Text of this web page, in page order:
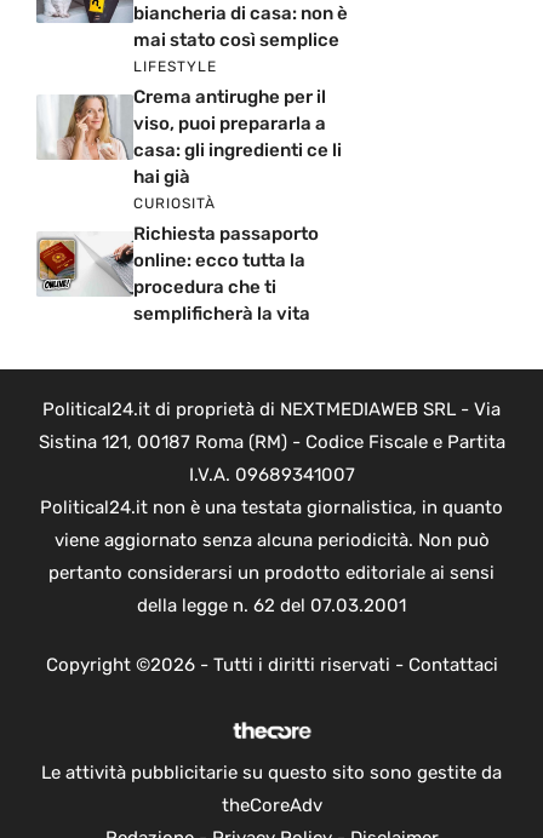
biancheria di casa: non è
mai stato così semplice
LIFESTYLE
Crema antirughe per il
viso, puoi prepararla a
casa: gli ingredienti ce li
hai già
CURIOSITÀ
Richiesta passaporto
online: ecco tutta la
procedura che ti
semplificherà la vita
Political24.it di proprietà di NEXTMEDIAWEB SRL - Via
Sistina 121, 00187 Roma (RM) - Codice Fiscale e Partita
I.V.A. 09689341007
Political24.it non è una testata giornalistica, in quanto
viene aggiornato senza alcuna periodicità. Non può
pertanto considerarsi un prodotto editoriale ai sensi
della legge n. 62 del 07.03.2001
Copyright ©2026 - Tutti i diritti riservati - Contattaci
Le attività pubblicitarie su questo sito sono gestite da
theCoreAdv